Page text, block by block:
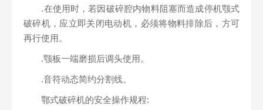
.在使用时，若因破碎腔内物料阻塞而造成停机颚式
破碎机，应立即关闭电动机，必须将物料排除后，方可
再行使用。
.颚板一端磨损后调头使用。
.音符动态简约分割线。
鄂式破碎机的安全操作规程: